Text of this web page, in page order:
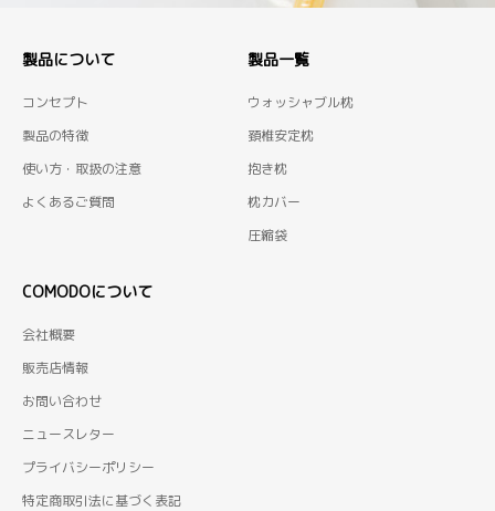
製品について
コンセプト
製品の特徴
使い方・取扱の注意
よくあるご質問
製品一覧
ウォッシャブル枕
頚椎安定枕
抱き枕
枕カバー
圧縮袋
COMODOについて
会社概要
販売店情報
お問い合わせ
ニュースレター
プライバシーポリシー
特定商取引法に基づく表記